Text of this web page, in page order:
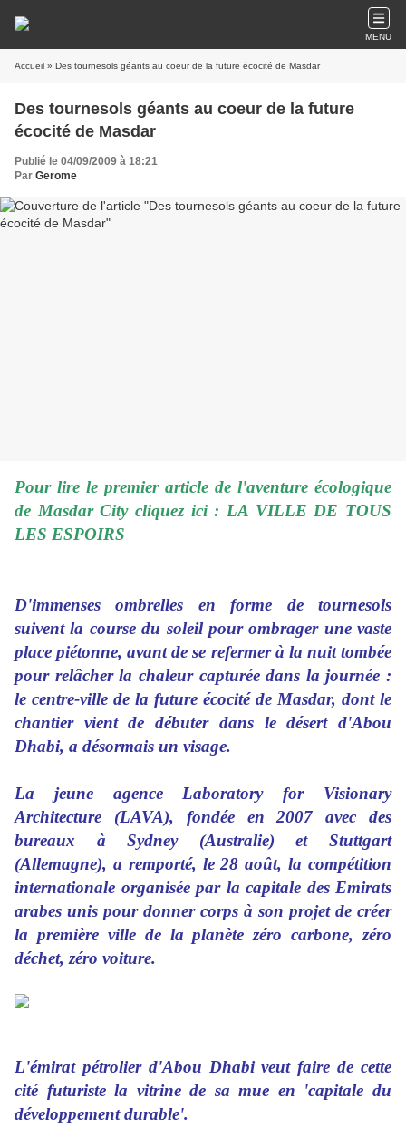
MENU
Accueil » Des tournesols géants au coeur de la future écocité de Masdar
Des tournesols géants au coeur de la future
écocité de Masdar
Publié le 04/09/2009 à 18:21
Par Gerome
Pour lire le premier article de l'aventure écologique
de Masdar City cliquez ici : LA VILLE DE TOUS
LES ESPOIRS
D'immenses ombrelles en forme de tournesols
suivent la course du soleil pour ombrager une vaste
place piétonne, avant de se refermer à la nuit tombée
pour relâcher la chaleur capturée dans la journée :
le centre-ville de la future écocité de Masdar, dont le
chantier vient de débuter dans le désert d'Abou
Dhabi, a désormais un visage.
La jeune agence Laboratory for Visionary
Architecture (LAVA), fondée en 2007 avec des
bureaux à Sydney (Australie) et Stuttgart
(Allemagne), a remporté, le 28 août, la compétition
internationale organisée par la capitale des Emirats
arabes unis pour donner corps à son projet de créer
la première ville de la planète zéro carbone, zéro
déchet, zéro voiture.
L'émirat pétrolier d'Abou Dhabi veut faire de cette
cité futuriste la vitrine de sa mue en 'capitale du
développement durable'.